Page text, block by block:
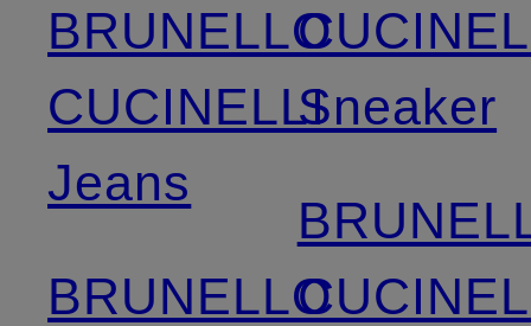
BRUNELLO
CUCINELLI
Jeans
BRUNELLO
Sneaker